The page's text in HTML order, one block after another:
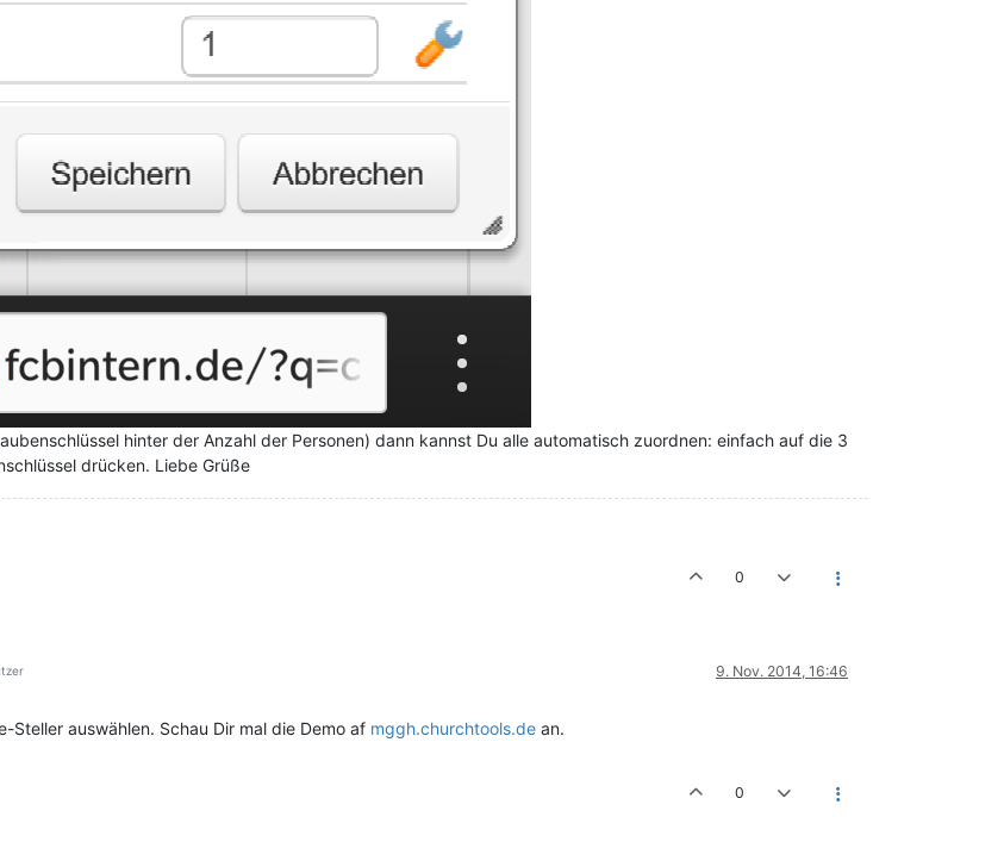
hinter der Anzahl der Personen) dann kannst Du alle automatisch zuordnen: einfach auf die 3
drücken. Liebe Grüße
0
9. Nov. 2014, 16:46
Steller auswählen. Schau Dir mal die Demo af mggh.churchtools.de an.
0